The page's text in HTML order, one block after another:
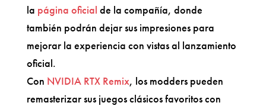
la página oficial de la compañía, donde
también podrán dejar sus impresiones para
mejorar la experiencia con vistas al lanzamiento
oficial.
Con NVIDIA RTX Remix, los modders pueden
remasterizar sus juegos clásicos favoritos con